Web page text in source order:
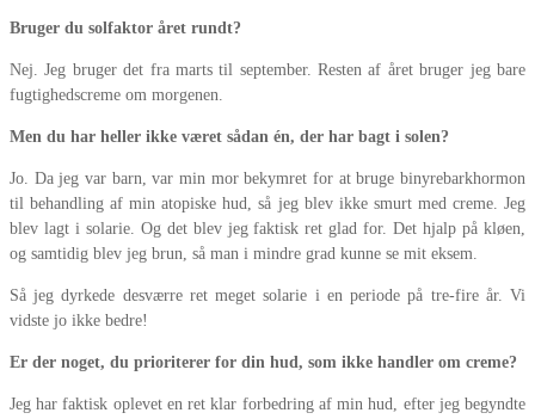
Bruger du solfaktor året rundt?
Nej. Jeg bruger det fra marts til september. Resten af året bruger jeg bare
fugtighedscreme om morgenen.
Men du har heller ikke været sådan én, der har bagt i solen?
Jo. Da jeg var barn, var min mor bekymret for at bruge binyrebarkhormon
til behandling af min atopiske hud, så jeg blev ikke smurt med creme. Jeg
blev lagt i solarie. Og det blev jeg faktisk ret glad for. Det hjalp på kløen,
og samtidig blev jeg brun, så man i mindre grad kunne se mit eksem.
Så jeg dyrkede desværre ret meget solarie i en periode på tre-fire år. Vi
vidste jo ikke bedre!
Er der noget, du prioriterer for din hud, som ikke handler om creme?
Jeg har faktisk oplevet en ret klar forbedring af min hud, efter jeg begyndte